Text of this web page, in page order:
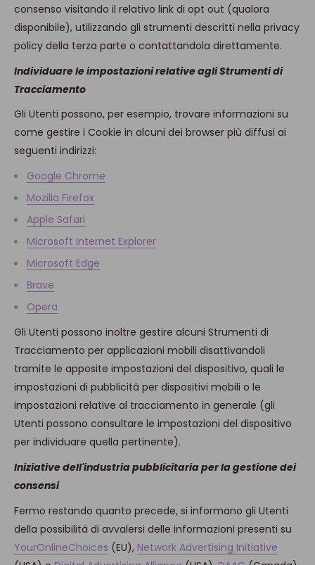
consenso visitando il relativo link di opt out (qualora
disponibile), utilizzando gli strumenti descritti nella privacy
policy della terza parte o contattandola direttamente.
Individuare le impostazioni relative agli Strumenti di
Tracciamento
Gli Utenti possono, per esempio, trovare informazioni su
come gestire i Cookie in alcuni dei browser più diffusi ai
seguenti indirizzi:
Google Chrome
Mozilla Firefox
Apple Safari
Microsoft Internet Explorer
Microsoft Edge
Brave
Opera
Gli Utenti possono inoltre gestire alcuni Strumenti di
Tracciamento per applicazioni mobili disattivandoli
tramite le apposite impostazioni del dispositivo, quali le
impostazioni di pubblicità per dispositivi mobili o le
impostazioni relative al tracciamento in generale (gli
Utenti possono consultare le impostazioni del dispositivo
per individuare quella pertinente).
Iniziative dell'industria pubblicitaria per la gestione dei
consensi
Fermo restando quanto precede, si informano gli Utenti
della possibilità di avvalersi delle informazioni presenti su
YourOnlineChoices (EU), Network Advertising Initiative